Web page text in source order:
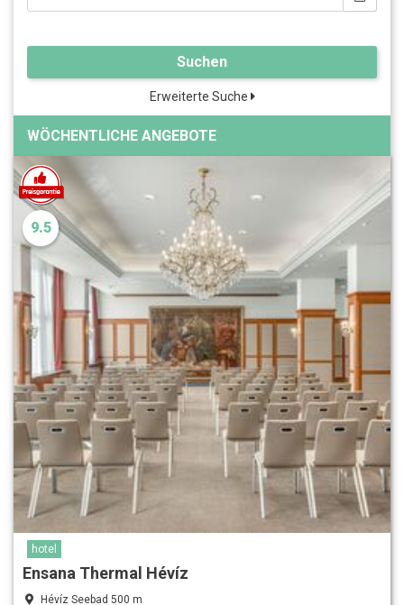
Suchen
Erweiterte Suche
WÖCHENTLICHE ANGEBOTE
9.5
hotel
Ensana Thermal Hévíz
Hévíz Seebad 500 m